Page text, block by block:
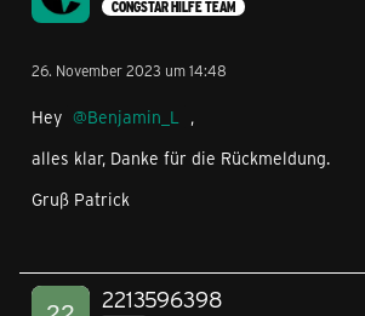
CONGSTAR HILFE TEAM
26. November 2023 um 14:48
Hey Benjamin_L ,
alles klar, Danke für die Rückmeldung.
Gruß Patrick
2213596398